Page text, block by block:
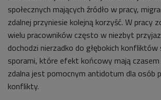
społecznych mających źródło w pracy,
zdalnej przyniesie kolejną korzyść. W pracy
wielu pracowników często w niezbyt
dochodzi nierzadko do głębokich konfliktów
sporami, które efekt końcowy mają czasem
zdalna jest pomocnym antidotum dla osób
konflikty.